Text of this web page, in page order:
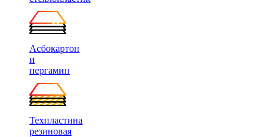
Асбокартон
и
пергамин
Техпластина
резиновая